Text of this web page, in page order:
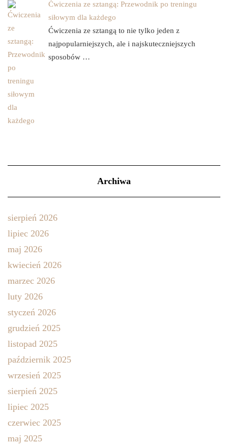
Ćwiczenia ze sztangą: Przewodnik po treningu
siłowym dla każdego
Ćwiczenia ze sztangą to nie tylko jeden z
najpopularniejszych, ale i najskuteczniejszych
sposobów …
Archiwa
sierpień 2026
lipiec 2026
maj 2026
kwiecień 2026
marzec 2026
luty 2026
styczeń 2026
grudzień 2025
listopad 2025
październik 2025
wrzesień 2025
sierpień 2025
lipiec 2025
czerwiec 2025
maj 2025